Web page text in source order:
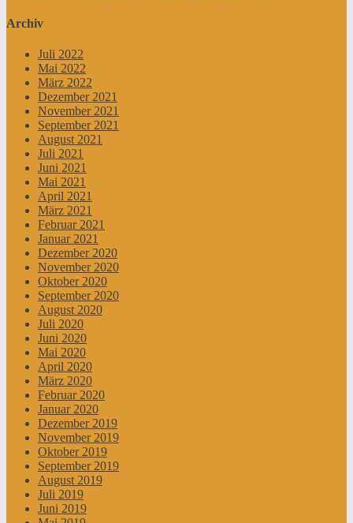
Archiv
Juli 2022
Mai 2022
März 2022
Dezember 2021
November 2021
September 2021
August 2021
Juli 2021
Juni 2021
Mai 2021
April 2021
März 2021
Februar 2021
Januar 2021
Dezember 2020
November 2020
Oktober 2020
September 2020
August 2020
Juli 2020
Juni 2020
Mai 2020
April 2020
März 2020
Februar 2020
Januar 2020
Dezember 2019
November 2019
Oktober 2019
September 2019
August 2019
Juli 2019
Juni 2019